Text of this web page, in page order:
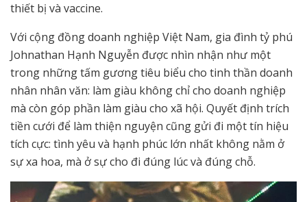
thiết bị và vaccine.
Với cộng đồng doanh nghiệp Việt Nam, gia đình tỷ phú
Johnathan Hạnh Nguyễn được nhìn nhận như một
trong những tấm gương tiêu biểu cho tinh thần doanh
nhân nhân văn: làm giàu không chỉ cho doanh nghiệp
mà còn góp phần làm giàu cho xã hội. Quyết định trích
tiền cưới để làm thiện nguyện cũng gửi đi một tín hiệu
tích cực: tình yêu và hạnh phúc lớn nhất không nằm ở
sự xa hoa, mà ở sự cho đi đúng lúc và đúng chỗ.